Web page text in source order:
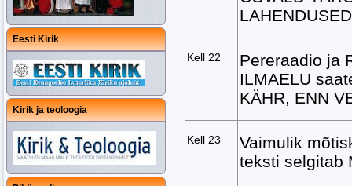
Eesti Kirik
Kirik ja teoloogia
Kell 22
Pereraadio ja
ILMAELU
KÄHR, ENN
Kell 23
Vaimulik
teksti selgitab